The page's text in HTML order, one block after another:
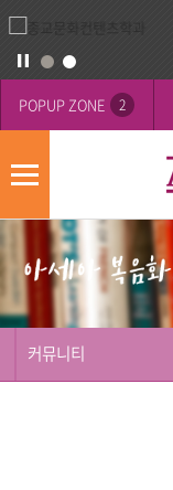
POPUP ZONE 2
모
메
뉴
역
커뮤니티